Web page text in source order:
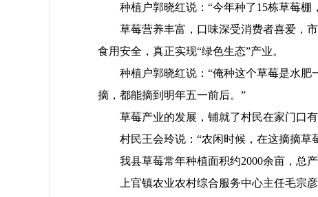
种植户郭晓红说：“今年种了15栋草莓棚
草莓营养丰富，口味深受消费者喜爱，市
食用安全，真正实现“绿色生态”产业。
种植户郭晓红说：“俺种这个草莓是水肥
摘，都能摘到明年五一前后。”
草莓产业的发展，铺就了村民在家门口有
村民王会玲说：“农闲时候，在这摘摘草
我县草莓常年种植面积约2000余亩，总产
上官镇农业农村综合服务中心主任毛宗彦